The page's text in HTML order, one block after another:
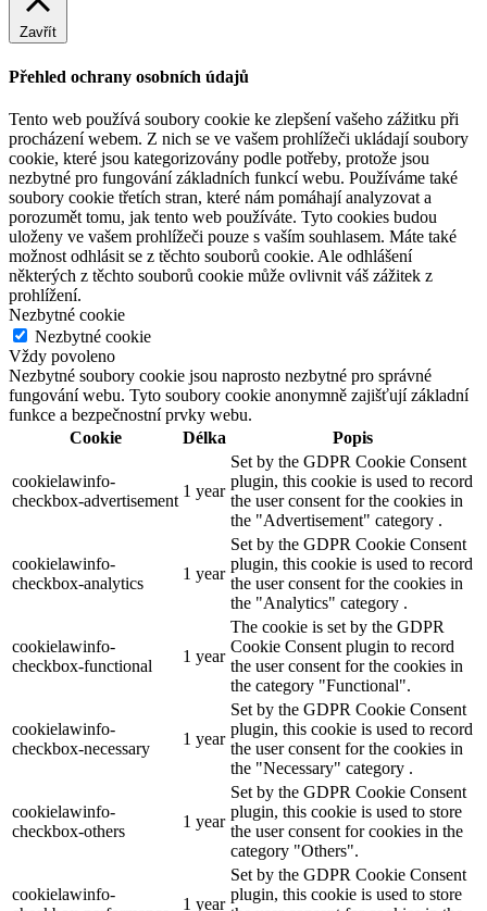
Zavřít
Přehled ochrany osobních údajů
Tento web používá soubory cookie ke zlepšení vašeho zážitku při
procházení webem. Z nich se ve vašem prohlížeči ukládají soubory
cookie, které jsou kategorizovány podle potřeby, protože jsou
nezbytné pro fungování základních funkcí webu. Používáme také
soubory cookie třetích stran, které nám pomáhají analyzovat a
porozumět tomu, jak tento web používáte. Tyto cookies budou
uloženy ve vašem prohlížeči pouze s vaším souhlasem. Máte také
možnost odhlásit se z těchto souborů cookie. Ale odhlášení
některých z těchto souborů cookie může ovlivnit váš zážitek z
prohlížení.
Nezbytné cookie
Nezbytné cookie
Vždy povoleno
Nezbytné soubory cookie jsou naprosto nezbytné pro správné
fungování webu. Tyto soubory cookie anonymně zajišťují základní
funkce a bezpečnostní prvky webu.
Cookie
Délka Popis
cookielawinfo-
checkbox-advertisement
1 year
Set by the GDPR Cookie Consent
plugin, this cookie is used to record
the user consent for the cookies in
the "Advertisement" category .
cookielawinfo-
checkbox-analytics
1 year
Set by the GDPR Cookie Consent
plugin, this cookie is used to record
the user consent for the cookies in
the "Analytics" category .
cookielawinfo-
checkbox-functional
1 year
The cookie is set by the GDPR
Cookie Consent plugin to record
the user consent for the cookies in
the category "Functional".
cookielawinfo-
checkbox-necessary
1 year
Set by the GDPR Cookie Consent
plugin, this cookie is used to record
the user consent for the cookies in
the "Necessary" category .
cookielawinfo-
checkbox-others
1 year
Set by the GDPR Cookie Consent
plugin, this cookie is used to store
the user consent for cookies in the
category "Others".
cookielawinfo-
1 year
Set by the GDPR Cookie Consent
plugin, this cookie is used to store